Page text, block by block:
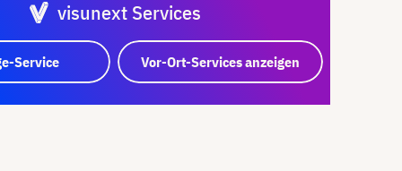
visunext Services
Service Vor-Ort-Services anzeigen